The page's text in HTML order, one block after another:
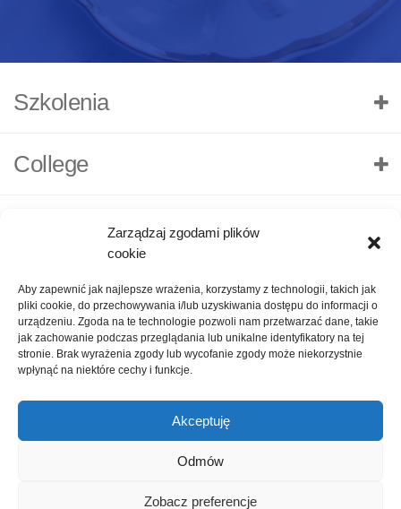
Zarządzaj zgodami plików
cookie
Aby zapewnić jak najlepsze wrażenia, korzystamy z technologii, takich jak
pliki cookie, do przechowywania i/lub uzyskiwania dostępu do informacji o
urządzeniu. Zgoda na te technologie pozwoli nam przetwarzać dane, takie
jak zachowanie podczas przeglądania lub unikalne identyfikatory na tej
stronie. Brak wyrażenia zgody lub wycofanie zgody może niekorzystnie
wpłynąć na niektóre cechy i funkcje.
Akceptuję
Odmów
Zobacz preferencje
Szkolenia
College
O nas Polityka Prywatności Kontakt